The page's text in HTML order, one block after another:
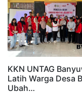
KKN UNTAG
Latih Warga Desa
Ubah…